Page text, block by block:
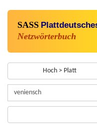
SASS
Netzwörterbuch
Hoch > Platt